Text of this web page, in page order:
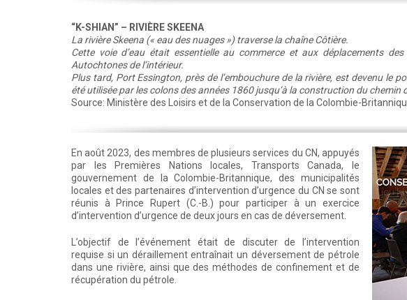
“K-SHIAN” – RIVIÈRE SKEENA
La rivière Skeena (« eau des nuages ») traverse la chaîne Côtière.
Cette voie d’eau était essentielle au commerce et aux déplacements
Autochtones de l’intérieur.
Plus tard, Port Essington, près de l’embouchure de la rivière, est devenu le
été utilisée par les colons des années 1860 jusqu’à la construction du chemin
Source: Ministère des Loisirs et de la Conservation de la Colombie-
En août 2023, des membres de plusieurs services du CN, appuyés
par les Premières Nations locales, Transports Canada, le
gouvernement de la Colombie-Britannique, des municipalités
locales et des partenaires d’intervention d’urgence du CN se sont
réunis à Prince Rupert (C.-B.) pour participer à un exercice
d’intervention d’urgence de deux jours en cas de déversement.
L’objectif de l’événement était de discuter de l’intervention
requise si un déraillement entraînait un déversement de pétrole
dans une rivière, ainsi que des méthodes de confinement et de
récupération du pétrole.